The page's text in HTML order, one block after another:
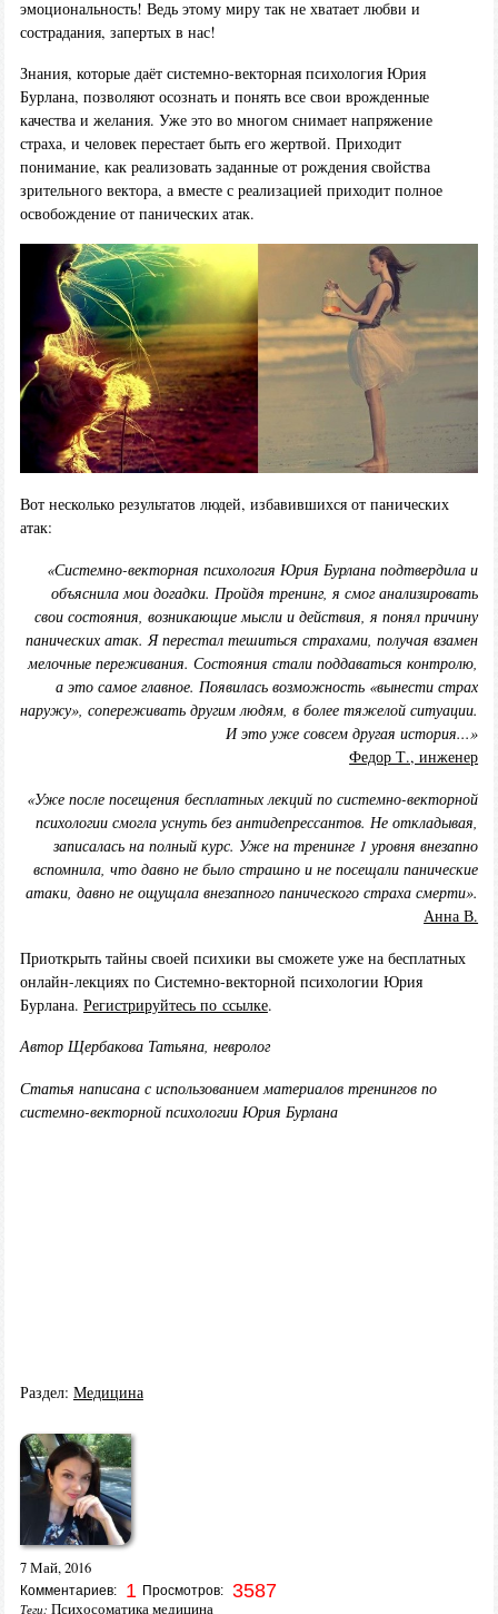
эмоциональность! Ведь этому миру так не хватает любви и
сострадания, запертых в нас!
Знания, которые даёт системно-векторная психология Юрия
Бурлана, позволяют осознать и понять все свои врожденные
качества и желания. Уже это во многом снимает напряжение
страха, и человек перестает быть его жертвой. Приходит
понимание, как реализовать заданные от рождения свойства
зрительного вектора, а вместе с реализацией приходит полное
освобождение от панических атак.
Вот несколько результатов людей, избавившихся от панических
атак:
«Системно-векторная психология Юрия Бурлана подтвердила и
объяснила мои догадки. Пройдя тренинг, я смог анализировать
свои состояния, возникающие мысли и действия, я понял причину
панических атак. Я перестал тешиться страхами, получая взамен
мелочные переживания. Состояния стали поддаваться контролю,
а это самое главное. Появилась возможность «вынести страх
наружу», сопереживать другим людям, в более тяжелой ситуации.
И это уже совсем другая история...»
Федор Т., инженер
«Уже после посещения бесплатных лекций по системно-векторной
психологии смогла уснуть без антидепрессантов. Не откладывая,
записалась на полный курс. Уже на тренинге 1 уровня внезапно
вспомнила, что давно не было страшно и не посещали панические
атаки, давно не ощущала внезапного панического страха смерти».
Анна В.
Приоткрыть тайны своей психики вы сможете уже на бесплатных
онлайн-лекциях по Системно-векторной психологии Юрия
Бурлана. Регистрируйтесь по ссылке.
Автор Щербакова Татьяна, невролог
Статья написана с использованием материалов тренингов по
системно-векторной психологии Юрия Бурлана
Раздел: Медицина
7 Май, 2016
Комментариев: 1 Просмотров: 3587
Теги: Психосоматика медицина